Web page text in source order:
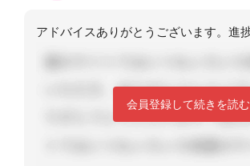
会員登録して続きを読む